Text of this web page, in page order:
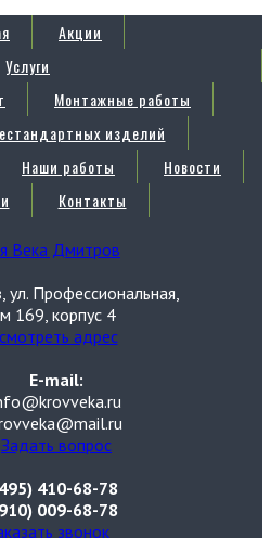
Акции
Услуги
Монтажные работы
изделий
Наши работы
Новости
Контакты
, ул. Профессиональная,
169, корпус 4
адрес
E-mail:
Задать вопрос
410-68-78
009-68-78
звонок